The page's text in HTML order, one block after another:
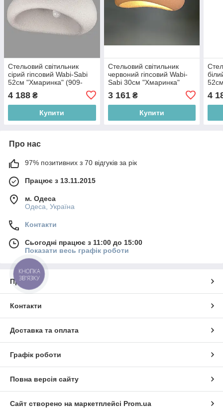
Стельовий світильник
сірий гіпсовий Wabi-Sabi
52см "Хмаринка" (909-
4 188 ₴
Купити
Стельовий світильник
червоний гіпсовий Wabi-
Sabi 30см "Хмаринка"
(909-XL3562 (400) WINE
RED)
3 161₴
Купити
4
Про нас
97% позитивних з 70 відгуків за рік
Працює з 13.11.2015
м. Одеса
Одеса, Україна
Контакти
Сьогодні працює з 11:00 до 15:00
Показати весь графік роботи
Про нас
Контакти
Доставка та оплата
Графік роботи
Повна версія сайту
Сайт створено на маркетплейсі Prom.ua
КНОПКА
ЗВ'ЯЗКУ